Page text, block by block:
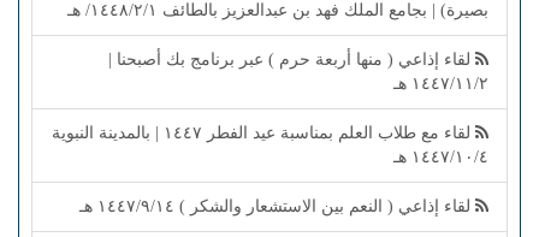
بصيرة) | بجامع الملك فهد بن عبدالعزيز بالطائف ١٤٤٨/٢/١/ هـ
لقاء إذاعي ( منها أربعة حرم ) عبر برنامج بك أصبحنا |
١٤٤٧/١١/٢ هـ
لقاء مع طلاب العلم بمناسبة عيد الفطر ١٤٤٧ | بالمدينة النبوية
١٤٤٧/١٠/٤ هـ
لقاء إذاعي ( النعم بين الاستشعار والشكر ) ١٤٤٧/٩/١٤ هـ